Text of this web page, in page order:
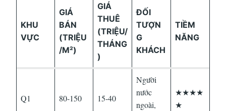
KHU
VỰC
GIÁ
BÁN
(TRIỆU
/M²)
GIÁ
THUÊ
(TRIỆU/
THÁNG
)
ĐỐI
TƯỢN
G
KHÁCH
TIỀM
NĂNG
Q1 80-150 15-40
Người
nước
ngoài,
★★★★
★